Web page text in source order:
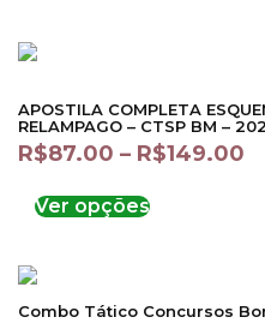
APOSTILA COMPLETA
RELAMPAGO – CTSP BM –
R$87.00 – R$149.00
Ver opções
Combo Tático Concursos